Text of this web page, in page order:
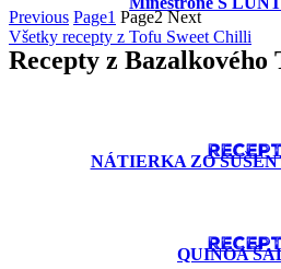
Previous Page1 Page2 Next
Všetky recepty z Tofu Sweet Chilli
Recepty z Bazalkového
NÁTIERKA ZO
QUINOA